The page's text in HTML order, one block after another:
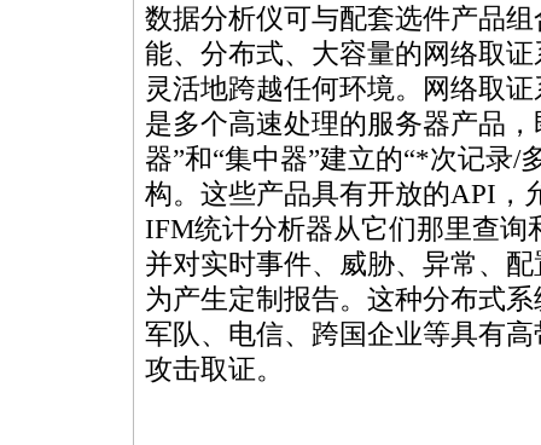
数据分析仪可与配套选件产品
能、分布式、大容量的网络取
灵活地跨越任何环境。网络取
是多个高速处理的服务器产品，
器”和“集中器”建立的“*次记录/
构。这些产品具有开放的API，
IFM统计分析器从它们那里查
并对实时事件、威胁、异常、
为产生定制报告。这种分布式
军队、电信、跨国企业等具有
攻击取证。